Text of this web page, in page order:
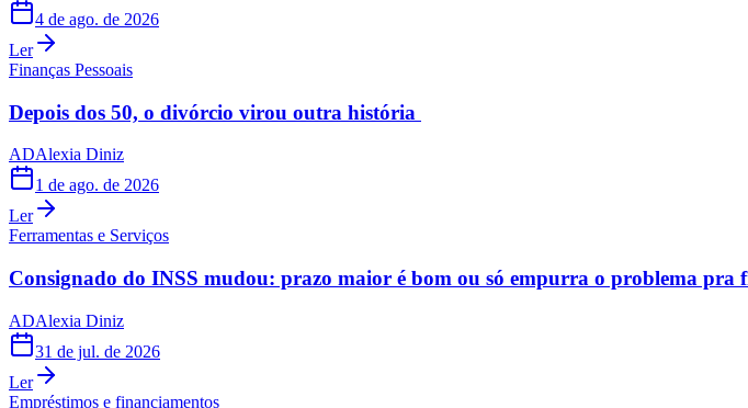
4 de ago. de 2026
Ler
Finanças Pessoais
Depois dos 50, o divórcio virou outra história
ADAlexia Diniz
1 de ago. de 2026
Ler
Ferramentas e Serviços
Consignado do INSS mudou: prazo maior é bom ou só empurra o problema pra
ADAlexia Diniz
31 de jul. de 2026
Ler
Empréstimos e financiamentos